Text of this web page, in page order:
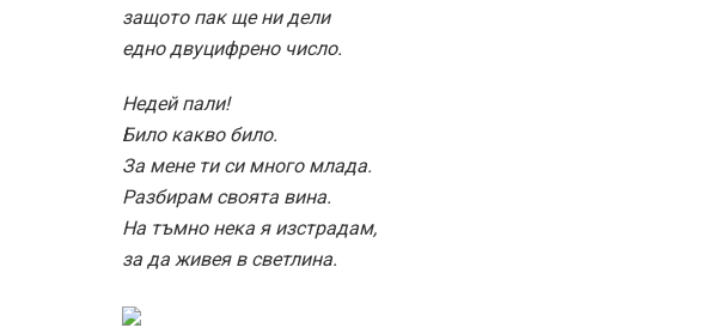
защото пак ще ни дели
едно двуцифрено число.
Недей пали!
Било какво било.
За мене ти си много млада.
Разбирам своята вина.
На тъмно нека я изстрадам,
за да живея в светлина.